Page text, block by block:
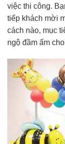
việc thi công.
tiếp khách mời
cách nào, mục
ngộ đầm ấm